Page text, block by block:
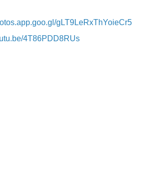
gLT9LeRxThYoieCr5
4T86PDD8RUs